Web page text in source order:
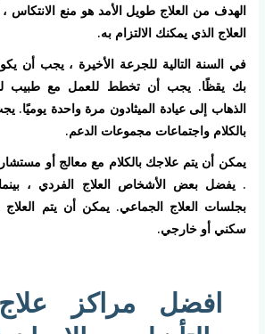
الهدف من العلاج طويل الأمد هو منع الانتكاس
العلاج الذي يمكنك الالتزام به.
في السنة التالية للجرعة الأخيرة ، يجب أن
بك يقظًا. يجب أن تخطط للعمل مع طبيب
الذهاب إلى عيادة الميثادون مرة واحدة يوميًا.
بالكلام واجتماعات مجموعات الدعم.
يمكن أن يتم علاجك بالكلام مع معالج أو
. يفضل بعض الأشخاص العلاج الفردي ،
بجلسات العلاج الجماعي. يمكن أن يتم
سكني أو خارجي.
افضل مراكز